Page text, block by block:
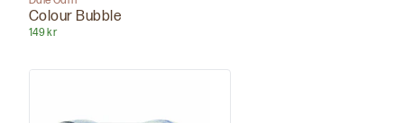
Colour Bubble
149 kr